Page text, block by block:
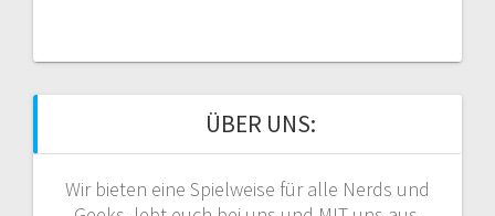
ÜBER UNS:
Wir bieten eine Spielweise für alle Nerds und